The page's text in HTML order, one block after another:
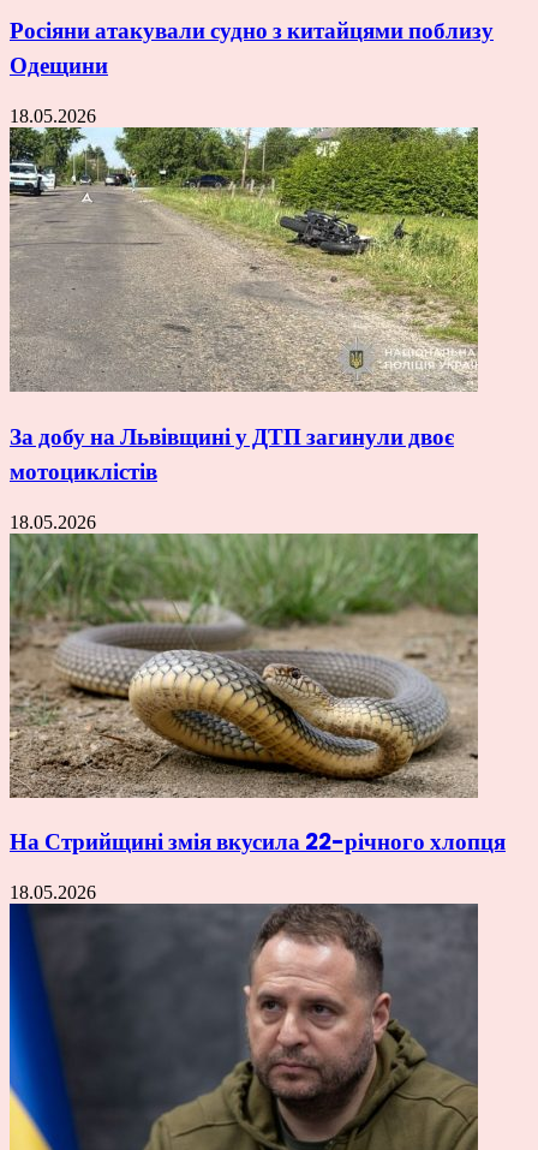
Росіяни атакували судно з китайцями поблизу
Одещини
18.05.2026
За добу на Львівщині у ДТП загинули двоє
мотоциклістів
18.05.2026
На Стрийщині змія вкусила 22-річного хлопця
18.05.2026